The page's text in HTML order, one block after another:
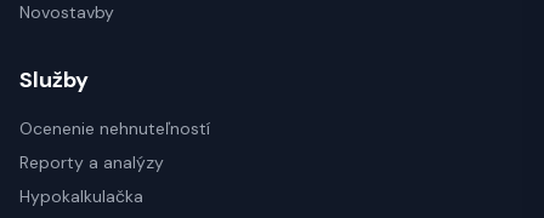
Novostavby
Služby
Ocenenie nehnuteľností
Reporty a analýzy
Hypokalkulačka